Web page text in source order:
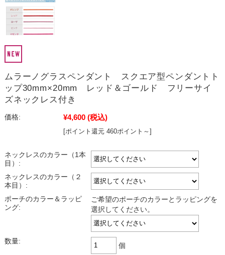
ムラーノグラスペンダント スクエア型ペンダントト
ップ30mm×20mm レッド＆ゴールド フリーサイ
ズネックレス付き
価格: ¥4,600 (税込)
[ポイント還元 460ポイント～]
ネックレスのカラー（1本
目）:
ネックレスのカラー（２
本目）:
ポーチのカラー＆ラッピ
ング:
ご希望のポーチのカラーとラッピングを
選択してください。
数量:
個